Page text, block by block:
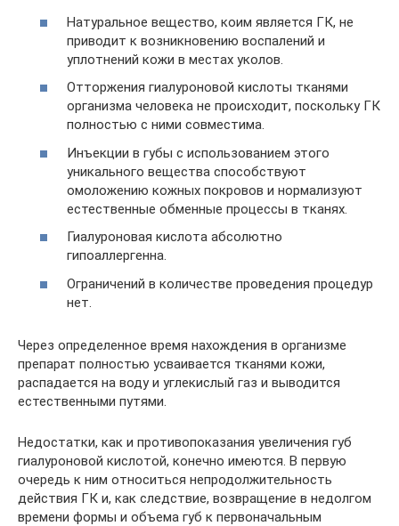
Натуральное вещество, коим является ГК, не
приводит к возникновению воспалений и
уплотнений кожи в местах уколов.
Отторжения гиалуроновой кислоты тканями
организма человека не происходит, поскольку ГК
полностью с ними совместима.
Инъекции в губы с использованием этого
уникального вещества способствуют
омоложению кожных покровов и нормализуют
естественные обменные процессы в тканях.
Гиалуроновая кислота абсолютно
гипоаллергенна.
Ограничений в количестве проведения процедур
нет.
Через определенное время нахождения в организме
препарат полностью усваивается тканями кожи,
распадается на воду и углекислый газ и выводится
естественными путями.
Недостатки, как и противопоказания увеличения губ
гиалуроновой кислотой, конечно имеются. В первую
очередь к ним относиться непродолжительность
действия ГК и, как следствие, возвращение в недолгом
времени формы и объема губ к первоначальным